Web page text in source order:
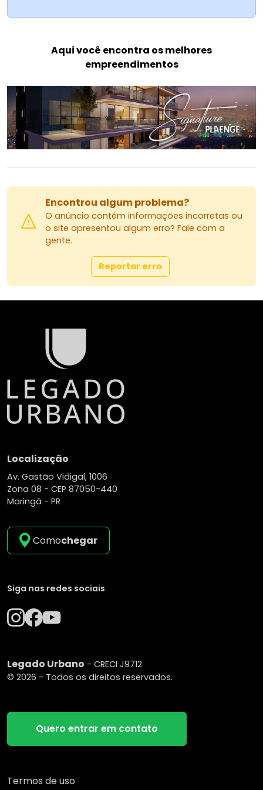
Aqui você encontra os melhores
empreendimentos
Encontrou algum problema?
O anúncio contém informações incorretas ou
o site apresentou algum erro? Fale com a
gente.
Reportar erro
Localização
Av. Gastão Vidigal, 1006
Zona 08 - CEP 87050-440
Maringá - PR
Comochegar
Siga nas redes sociais
Legado Urbano - CRECI J9712
© 2026 - Todos os direitos reservados.
Quero entrar em contato
Termos de uso